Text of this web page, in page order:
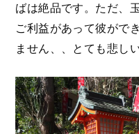
ばは絶品です。ただ、
ご利益があって彼がで
ません、、とても悲し